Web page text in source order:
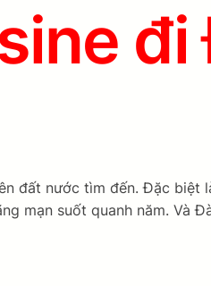
nước tìm đến. Đặc biệt
mạn suốt quanh năm. Và